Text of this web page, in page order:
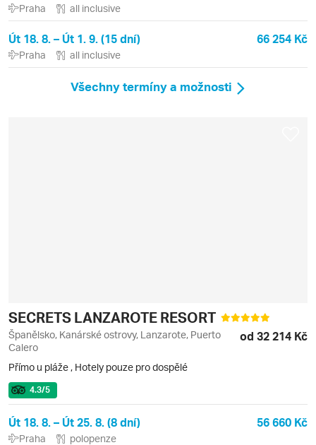
Praha all inclusive
Út 18. 8. – Út 1. 9. (15 dní) 66 254 Kč
Praha all inclusive
Všechny termíny a možnosti
SECRETS LANZAROTE RESORT
Španělsko, Kanárské ostrovy, Lanzarote, Puerto
Calero
od 32 214 Kč
Přímo u pláže , Hotely pouze pro dospělé
4.3/5
Út 18. 8. – Út 25. 8. (8 dní) 56 660 Kč
Praha polopenze